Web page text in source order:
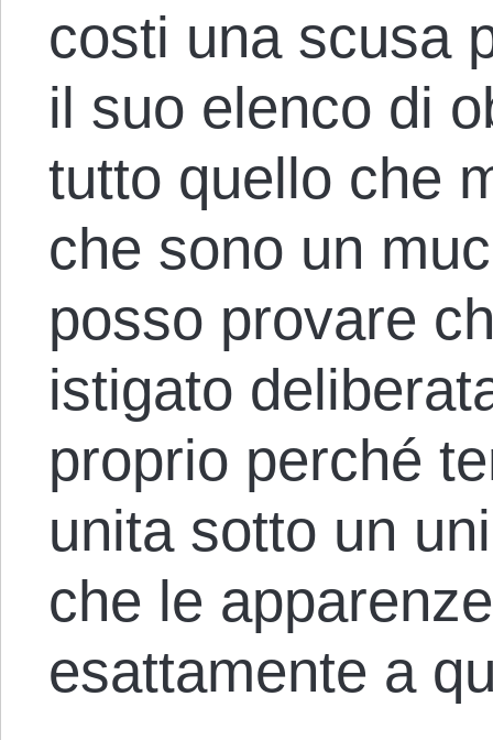
costi una scusa
il suo elenco di
tutto quello che
che sono un
posso provare
istigato
proprio perché
unita sotto un
che le
esattamente a